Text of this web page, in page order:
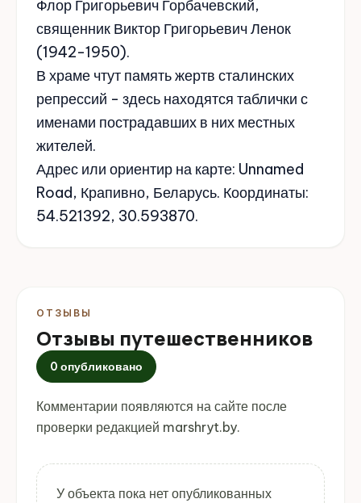
Флор Григорьевич Горбачевский,
священник Виктор Григорьевич Ленок
(1942-1950).
В храме чтут память жертв сталинских
репрессий - здесь находятся таблички с
именами пострадавших в них местных
жителей.
Адрес или ориентир на карте: Unnamed
Road, Крапивно, Беларусь. Координаты:
54.521392, 30.593870.
ОТЗЫВЫ
Отзывы путешественников
0 опубликовано
Комментарии появляются на сайте после
проверки редакцией marshryt.by.
У объекта пока нет опубликованных